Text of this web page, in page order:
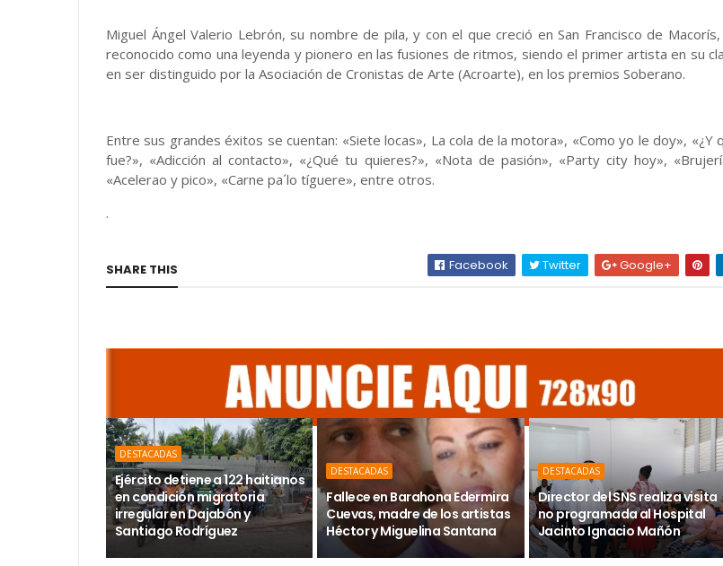
Miguel Ángel Valerio Lebrón, su nombre de pila, y con el que creció en San Francisco de
reconocido como una leyenda y pionero en las fusiones de ritmos, siendo el primer artista en su
en ser distinguido por la Asociación de Cronistas de Arte (Acroarte), en los premios Soberano.
Entre sus grandes éxitos se cuentan: «Siete locas», La cola de la motora», «Como yo le doy», «¿Y
fue?», «Adicción al contacto», «¿Qué tu quieres?», «Nota de pasión», «Party city hoy»,
«Acelerao y pico», «Carne pa´lo tíguere», entre otros.
.
SHARE THIS Facebook Twitter Google+
DESTACADAS
Ejército detiene a 122 haitianos
en condición migratoria
irregular en Dajabón y
Santiago Rodríguez
DESTACADAS
Fallece en Barahona Edermira
Cuevas, madre de los artistas
Héctor y Miguelina Santana
DESTACADAS
Director del SNS realiza visita
no programada al Hospital
Jacinto Ignacio Mañón